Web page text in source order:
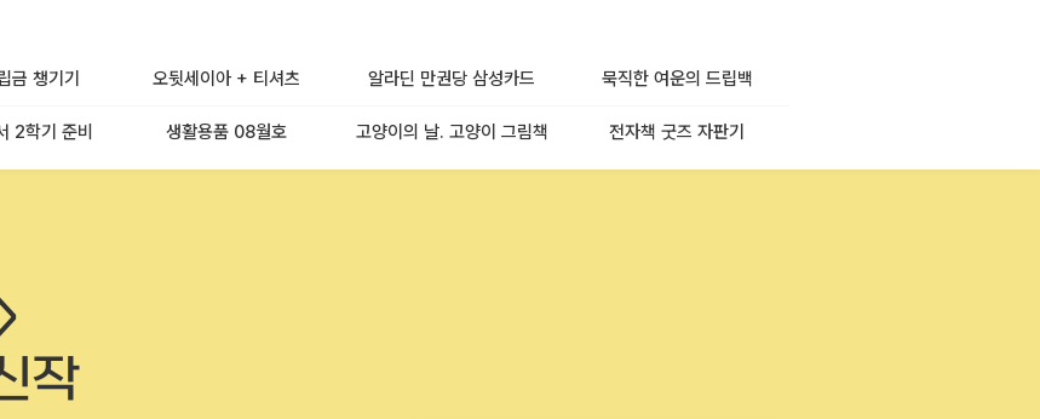
금 챙기기 오뒷세이아 + 티셔츠 알라딘 만권당 삼성카드 묵직한 여운의 드립백
2학기 준비 생활용품 08월호 고양이의 날. 고양이 그림책 전자책 굿즈 자판기
작